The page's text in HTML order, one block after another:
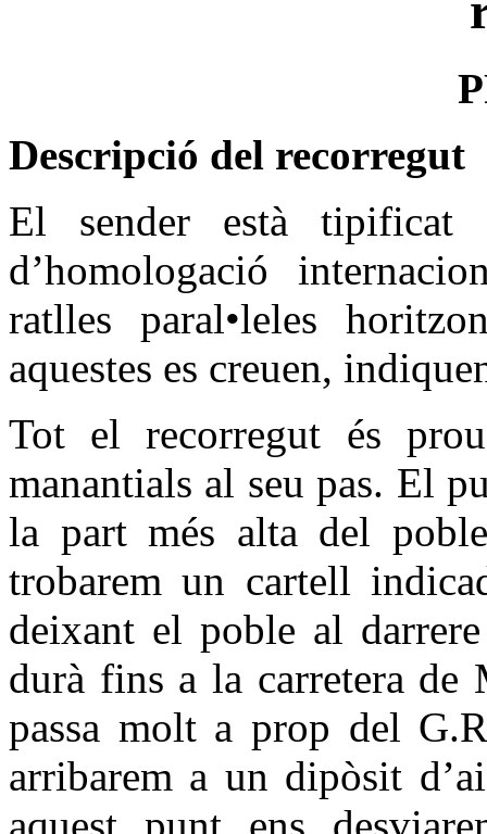
Descripció del recorregut
El sender està tipificat
d’homologació
ratlles paral•leles
aquestes es creuen,
Tot el recorregut és
manantials al seu pas. El
la part més alta del
trobarem un cartell
deixant el poble al
durà fins a la carretera de
passa molt a prop del
arribarem a un dipòsit
aquest punt ens